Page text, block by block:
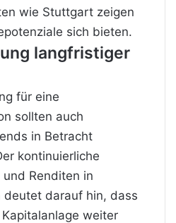
wie Stuttgart zeigen
sich bieten.
langfristiger
für eine
sollten auch
in Betracht
kontinuierliche
Renditen in
darauf hin, dass
weiter